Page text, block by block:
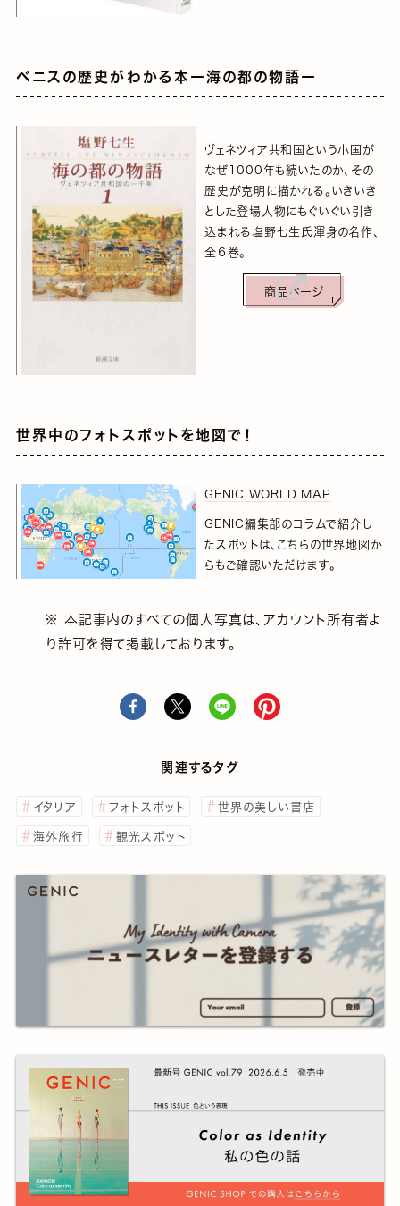
ベニスの歴史がわかる本ー海の都の物語ー
ヴェネツィア共和国という小国が
なぜ1000年も続いたのか、その
歴史が克明に描かれる。いきいき
とした登場人物にもぐいぐい引き
込まれる塩野七生氏渾身の名作、
全６巻。
商品ページ
世界中のフォトスポットを地図で！
GENIC WORLD MAP
GENIC編集部のコラムで紹介し
たスポットは、こちらの世界地図か
らもご確認いただけます。
※ 本記事内のすべての個人写真は、アカウント所有者よ
り許可を得て掲載しております。
関連するタグ
イタリア フォトスポット 世界の美しい書店
海外旅行 観光スポット